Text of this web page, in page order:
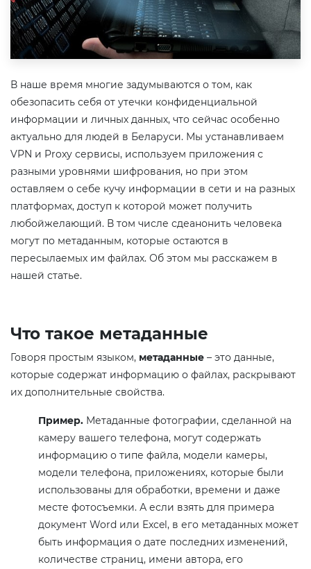
В наше время многие задумываются о том, как
обезопасить себя от утечки конфиденциальной
информации и личных данных, что сейчас особенно
актуально для людей в Беларуси. Мы устанавливаем
VPN и Proxy сервисы, используем приложения с
разными уровнями шифрования, но при этом
оставляем о себе кучу информации в сети и на разных
платформах, доступ к которой может получить
любойжелающий. В том числе сдеанонить человека
могут по метаданным, которые остаются в
пересылаемых им файлах. Об этом мы расскажем в
нашей статье.
Что такое метаданные
Говоря простым языком, метаданные – это данные,
которые содержат информацию о файлах, раскрывают
их дополнительные свойства.
Пример. Метаданные фотографии, сделанной на
камеру вашего телефона, могут содержать
информацию о типе файла, модели камеры,
модели телефона, приложениях, которые были
использованы для обработки, времени и даже
месте фотосъемки. А если взять для примера
документ Word или Excel, в его метаданных может
быть информация о дате последних изменений,
количестве страниц, имени автора, его